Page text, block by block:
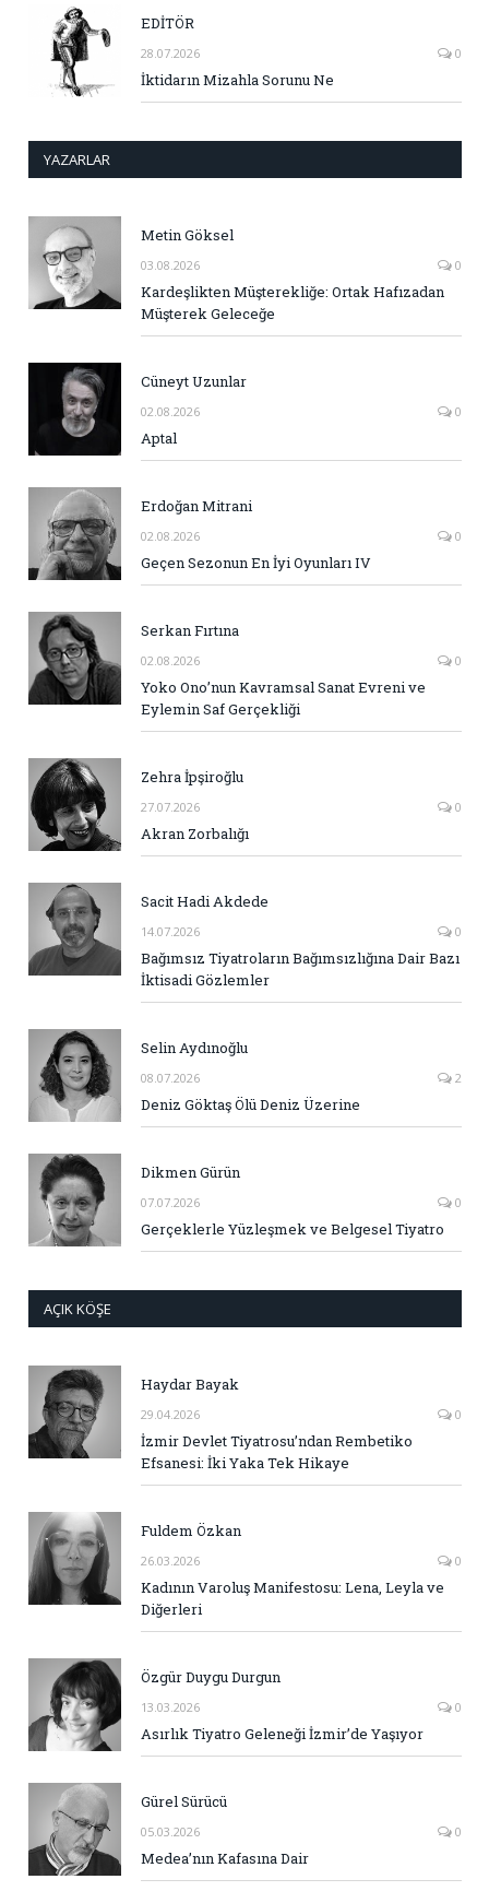
EDİTÖR
28.07.2026 0
İktidarın Mizahla Sorunu Ne
YAZARLAR
Metin Göksel
03.08.2026 0
Kardeşlikten Müşterekliğe: Ortak Hafızadan
Müşterek Geleceğe
Cüneyt Uzunlar
02.08.2026 0
Aptal
Erdoğan Mitrani
02.08.2026 0
Geçen Sezonun En İyi Oyunları IV
Serkan Fırtına
02.08.2026 0
Yoko Ono’nun Kavramsal Sanat Evreni ve
Eylemin Saf Gerçekliği
Zehra İpşiroğlu
27.07.2026 0
Akran Zorbalığı
Sacit Hadi Akdede
14.07.2026 0
Bağımsız Tiyatroların Bağımsızlığına Dair Bazı
İktisadi Gözlemler
Selin Aydınoğlu
08.07.2026 2
Deniz Göktaş Ölü Deniz Üzerine
Dikmen Gürün
07.07.2026 0
Gerçeklerle Yüzleşmek ve Belgesel Tiyatro
AÇIK KÖŞE
Haydar Bayak
29.04.2026 0
İzmir Devlet Tiyatrosu’ndan Rembetiko
Efsanesi: İki Yaka Tek Hikaye
Fuldem Özkan
26.03.2026 0
Kadının Varoluş Manifestosu: Lena, Leyla ve
Diğerleri
Özgür Duygu Durgun
13.03.2026 0
Asırlık Tiyatro Geleneği İzmir’de Yaşıyor
Gürel Sürücü
05.03.2026 0
Medea’nın Kafasına Dair